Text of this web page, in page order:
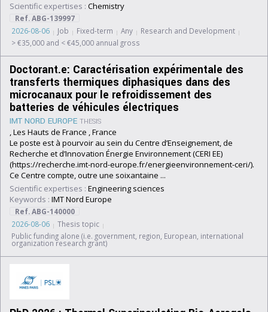
Scientific expertises : Chemistry
Ref. ABG-139997
2026-08-06
Job Fixed-term Any
Research and Development
> €35,000 and < €45,000 annual gross
Doctorant.e: Caractérisation expérimentale des
transferts thermiques diphasiques dans des
microcanaux pour le refroidissement des
batteries de véhicules électriques
IMT NORD EUROPE THESIS
, Les Hauts de France , France
Le poste est à pourvoir au sein du Centre d’Enseignement, de
Recherche et d’Innovation Énergie Environnement (CERI EE)
(https://recherche.imt-nord-europe.fr/energieenvironnement-ceri/).
Ce Centre compte, outre une soixantaine ...
Scientific expertises : Engineering sciences
Keywords : IMT Nord Europe
Ref. ABG-140000
2026-08-06
Thesis topic
Public funding alone (i.e. government, region, European, international
organization research grant)